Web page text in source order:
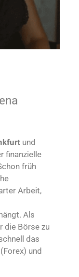
und
finanzielle
früh
Arbeit,
Als
die Börse zu
das
(Forex) und